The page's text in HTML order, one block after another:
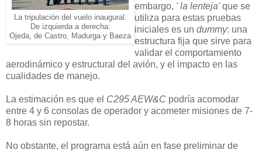
La tripulación del vuelo inaugural.
De izquierda a derecha:
Ojeda, de Castro, Madurga y Baeza
embargo, ' la lenteja'que se
utiliza para estas pruebas
iniciales es un dummy: una
estructura fija que sirve para
validar el comportamiento
aerodinámico y estructural del avión, y el impacto en las
cualidades de manejo.
La estimación es que el C295 AEW&C podría acomodar
entre 4 y 6 consolas de operador y acometer misiones de 7-
8 horas sin repostar.
No obstante, el programa está aún en fase preliminar de